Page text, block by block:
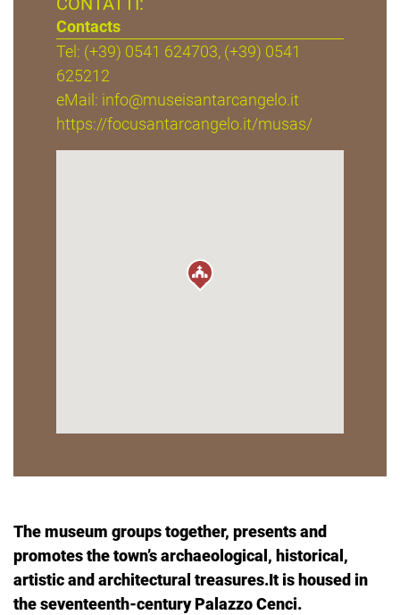
Contacts
Tel: (+39) 0541 624703, (+39) 0541
625212
eMail: info@museisantarcangelo.it
https://focusantarcangelo.it/musas/
The museum groups together, presents and
promotes the town’s archaeological, historical,
artistic and architectural treasures.It is housed in
the seventeenth-century Palazzo Cenci.